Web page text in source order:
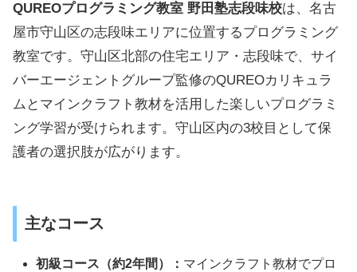
QUREOプログラミング教室 野田塾志段味校は、名古
屋市守山区の志段味エリアに位置するプログラミング
教室です。守山区北部の住宅エリア・志段味で、サイ
バーエージェントグループ監修のQUREOカリキュラ
ムとマインクラフト教材を活用した楽しいプログラミ
ング学習が受けられます。守山区内の3校目として保
護者の選択肢が広がります。
主なコース
初級コース（約2年間）： マインクラフト教材でプロ